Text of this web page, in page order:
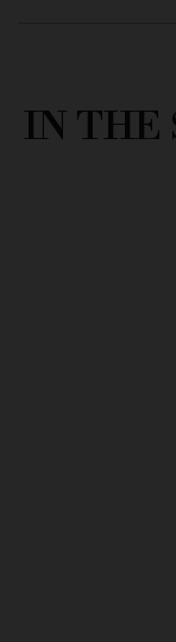
IN THE